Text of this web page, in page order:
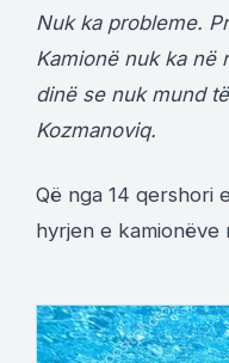
Nuk ka probleme.
Kamionë nuk ka në
dinë se nuk mund
Kozmanoviq.
Që nga 14 qershori
hyrjen e kamionëve